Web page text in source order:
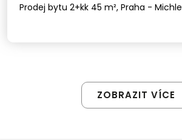
Prodej bytu 2+kk 45 m², Praha - Michle
ZOBRAZIT VÍCE